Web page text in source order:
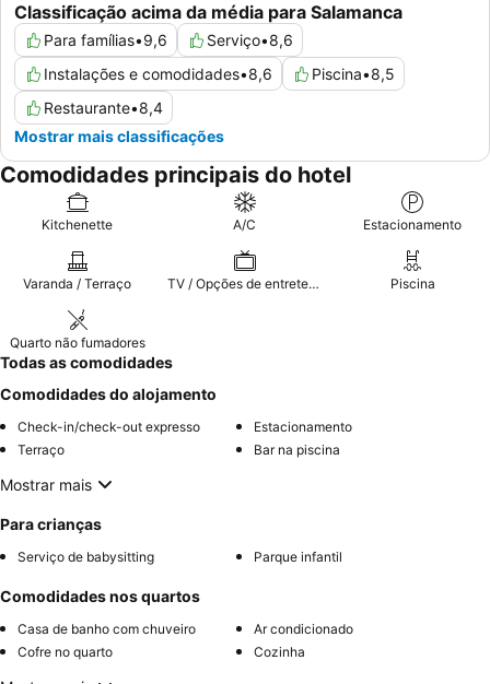
Classificação acima da média para Salamanca
Para famílias•9,6 Serviço•8,6
Instalações e comodidades•8,6 Piscina•8,5
Restaurante•8,4
Mostrar mais classificações
Comodidades principais do hotel
Kitchenette A/C Estacionamento
Varanda / Terraço TV / Opções de entretenimento Piscina
Quarto não fumadores
Todas as comodidades
Comodidades do alojamento
Check-in/check-out expresso
Estacionamento
Terraço
Bar na piscina
Mostrar mais
Para crianças
Serviço de babysitting Parque infantil
Comodidades nos quartos
Casa de banho com chuveiro
Ar condicionado
Cofre no quarto
Cozinha